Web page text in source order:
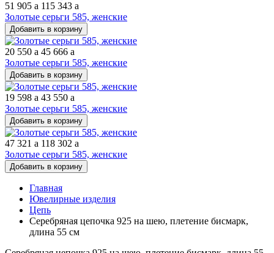
51 905 a 115 343 a
Золотые серьги 585, женские
Добавить в корзину
20 550 a 45 666 a
Золотые серьги 585, женские
Добавить в корзину
19 598 a 43 550 a
Золотые серьги 585, женские
Добавить в корзину
47 321 a 118 302 a
Золотые серьги 585, женские
Добавить в корзину
Главная
Ювелирные изделия
Цепь
Серебряная цепочка 925 на шею, плетение бисмарк,
длина 55 см